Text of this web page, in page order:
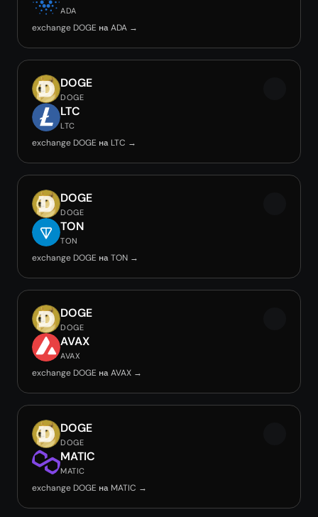
ADA
exchange DOGE на ADA →
DOGE
DOGE
LTC
LTC
exchange DOGE на LTC →
DOGE
DOGE
TON
TON
exchange DOGE на TON →
DOGE
DOGE
AVAX
AVAX
exchange DOGE на AVAX →
DOGE
DOGE
MATIC
MATIC
exchange DOGE на MATIC →